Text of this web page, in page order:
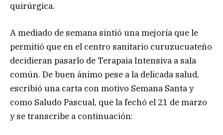
quirúrgica.
A mediado de semana sintió una mejoría que le
permitió que en el centro sanitario curuzucuateño
decidieran pasarlo de Terapaia Intensiva a sala
común. De buen ánimo pese a la delicada salud,
escribió una carta con motivo Semana Santa y
como Saludo Pascual, que la fechó el 21 de marzo
y se transcribe a continuación: